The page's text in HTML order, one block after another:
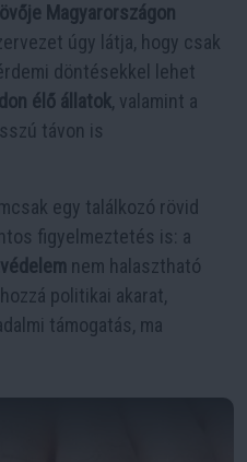
Magyarországon
úgy látja, hogy csak
döntésekkel lehet
élő állatok, valamint a
távon is
egy találkozó rövid
figyelmeztetés is: a
nem halasztható
politikai akarat,
támogatás, ma